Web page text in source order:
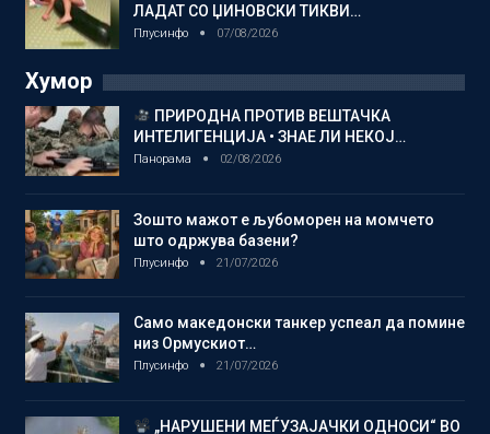
ЛАДАТ СО ЏИНОВСКИ ТИКВИ…
Плусинфо 07/08/2026
Хумор
ПРИРОДНА ПРОТИВ ВЕШТАЧКА
ИНТЕЛИГЕНЦИЈА • ЗНАЕ ЛИ НЕКОЈ…
Панорама 02/08/2026
Зошто мажот е љубоморен на момчето
што одржува базени?
Плусинфо 21/07/2026
Само македонски танкер успеал да помине
низ Ормускиот…
Плусинфо 21/07/2026
„НАРУШЕНИ МЕЃУЗАЈАЧКИ ОДНОСИ“ ВО